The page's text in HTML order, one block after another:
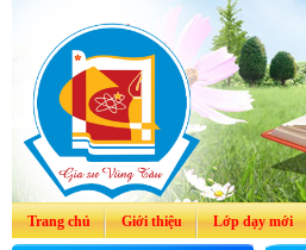
Trang chủ Giới thiệu Lớp dạy mới